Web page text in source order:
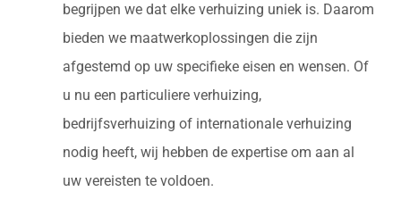
begrijpen we dat elke verhuizing uniek is. Daarom
bieden we maatwerkoplossingen die zijn
afgestemd op uw specifieke eisen en wensen. Of
u nu een particuliere verhuizing,
bedrijfsverhuizing of internationale verhuizing
nodig heeft, wij hebben de expertise om aan al
uw vereisten te voldoen.